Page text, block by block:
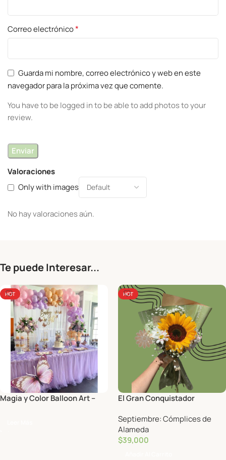
Valoraciones
Only with images
No hay valoraciones aún.
Correo electrónico*
Guarda mi nombre, correo electrónico y web en este
navegador para la próxima vez que comente.
You have to be logged in to be able to add photos to your
review.
Te puede Interesar...
HOT
Magia y Color Balloon Art –
HOT
El Gran Conquistador
Septiembre: Cómplices de
Alameda
$39,000